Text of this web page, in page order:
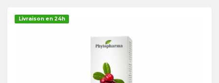
Livraison en 24h